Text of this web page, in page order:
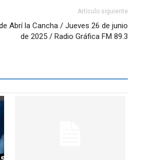
Artículo siguiente
Abrí la Cancha / Jueves 26 de junio
de 2025 / Radio Gráfica FM 89.3